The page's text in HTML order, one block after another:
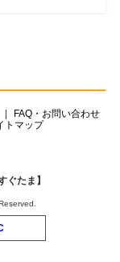
FAQ・お問い合わせ
トマップ
ぐたま】